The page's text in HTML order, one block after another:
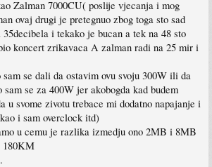
Zalman 7000CU( poslije vjecanja i mog
ovaj drugi je pretegnuo zbog toga sto sad
i tekako je bucan a tek na 48 sto
koncert zrikavaca A zalman radi na 25 mir i
se dali da ostavim ovu svoju 300W ili da
se za 400W jer akobogda kad budem
u svome zivotu trebace mi dodatno napajanje i
i sam overclock itd)
u cemu je razlika izmedju ono 2MB i 8MB
180KM